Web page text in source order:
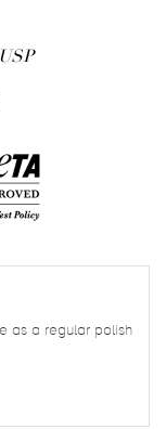
as a regular polish